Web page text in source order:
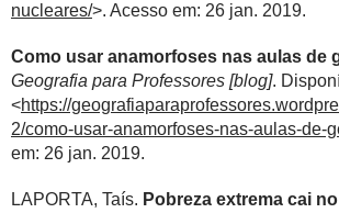
nucleares/>. Acesso em: 26 jan. 2019.
Como usar anamorfoses nas aulas de
Geografia para Professores [blog].
<https://
2/como-usar-anamorfoses-nas-aulas-de-
em: 26 jan. 2019.
LAPORTA, Taís. Pobreza extrema cai